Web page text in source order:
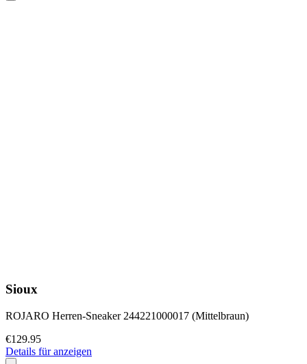
Sioux
ROJARO Herren-Sneaker 244221000017 (Mittelbraun)
€129.95
Details für anzeigen